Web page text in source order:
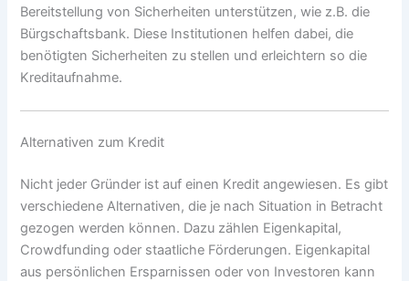
Bereitstellung von Sicherheiten unterstützen, wie z.B. die
Bürgschaftsbank. Diese Institutionen helfen dabei, die
benötigten Sicherheiten zu stellen und erleichtern so die
Kreditaufnahme.
Alternativen zum Kredit
Nicht jeder Gründer ist auf einen Kredit angewiesen. Es gibt
verschiedene Alternativen, die je nach Situation in Betracht
gezogen werden können. Dazu zählen Eigenkapital,
Crowdfunding oder staatliche Förderungen. Eigenkapital
aus persönlichen Ersparnissen oder von Investoren kann